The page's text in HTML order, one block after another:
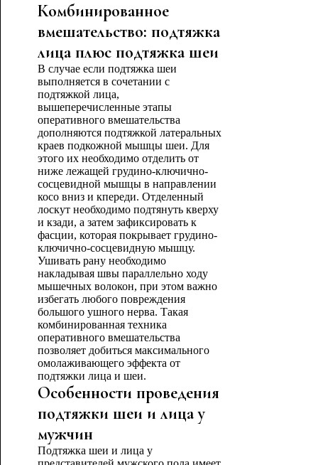
Комбинированное
вмешательство: подтяжка
лица плюс подтяжка шеи
В случае если подтяжка шеи
выполняется в сочетании с
подтяжкой лица,
вышеперечисленные этапы
оперативного вмешательства
дополняются подтяжкой латеральных
краев подкожной мышцы шеи. Для
этого их необходимо отделить от
ниже лежащей грудино-ключично-
сосцевидной мышцы в направлении
косо вниз и кпереди. Отделенный
лоскут необходимо подтянуть кверху
и кзади, а затем зафиксировать к
фасции, которая покрывает грудино-
ключично-сосцевидную мышцу.
Ушивать рану необходимо
накладывая швы параллельно ходу
мышечных волокон, при этом важно
избегать любого повреждения
большого ушного нерва. Такая
комбинированная техника
оперативного вмешательства
позволяет добиться максимального
омолаживающего эффекта от
подтяжки лица и шеи.
Особенности проведения
подтяжки шеи и лица у
мужчин
Подтяжка шеи и лица у